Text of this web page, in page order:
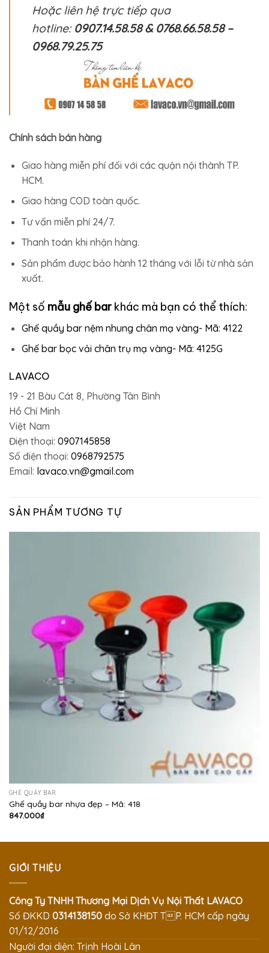
Hoặc liên hệ trực tiếp qua
hotline: 0907.14.58.58 & 0768.66.58.58 –
0968.79.25.75
Chính sách bán hàng
Giao hàng miễn phí đối với các quận nội thành TP.
HCM.
Giao hàng COD toàn quốc.
Tư vấn miễn phí 24/7.
Thanh toán khi nhận hàng.
Sản phẩm được bảo hành 12 tháng với lỗi từ nhà sản
xuất.
Một số mẫu ghế bar khác mà bạn có thể thích:
Ghế quầy bar nệm nhung chân mạ vàng- Mã: 4122
Ghế bar bọc vải chân trụ mạ vàng- Mã: 4125G
LAVACO
19 - 21 Bàu Cát 8, Phường Tân Bình
Hồ Chí Minh
Việt Nam
Điện thoại: 0907145858
Số điện thoại: 0968792575
Email: lavaco.vn@gmail.com
SẢN PHẨM TƯƠNG TỰ
GHẾ QUẦY BAR
Ghế quầy bar nhựa đẹp – Mã: 418
847.000₫
GIỚI THIỆU
Công Ty TNHH Thương Mại Dịch Vụ Nội Thất LAVACO
Số ĐKKD 0314138150 do Sở KHĐT TP. HCM cấp ngày
01/12/2016
Người đại diện: Trịnh Hoài Lân